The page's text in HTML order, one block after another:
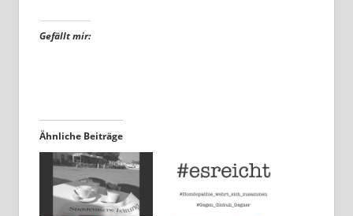
Gefällt mir:
Ähnliche Beiträge